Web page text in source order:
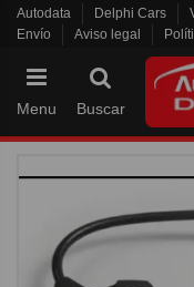
Autodata Delphi Cars
Envío
Aviso legal
Menu Buscar